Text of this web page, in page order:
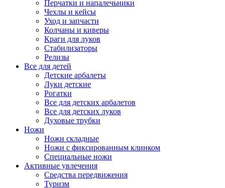
Перчатки и напалечьники
Чехлы и кейсы
Уход и запчасти
Колчаны и киверы
Краги для луков
Стабилизаторы
Релизы
Все для детей
Детские арбалеты
Луки детские
Рогатки
Все для детских арбалетов
Все для детских луков
Духовые трубки
Ножи
Ножи складные
Ножи с фиксированным клинком
Специальные ножи
Активные увлечения
Средства передвижения
Туризм